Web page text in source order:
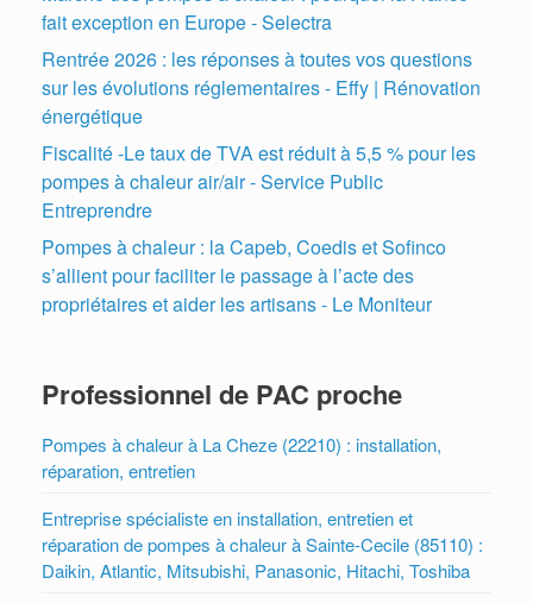
fait exception en Europe - Selectra
Rentrée 2026 : les réponses à toutes vos questions
sur les évolutions réglementaires - Effy | Rénovation
énergétique
Fiscalité -Le taux de TVA est réduit à 5,5 % pour les
pompes à chaleur air/air - Service Public
Entreprendre
Pompes à chaleur : la Capeb, Coedis et Sofinco
s’allient pour faciliter le passage à l’acte des
propriétaires et aider les artisans - Le Moniteur
Professionnel de PAC proche
Pompes à chaleur à La Cheze (22210) : installation,
réparation, entretien
Entreprise spécialiste en installation, entretien et
réparation de pompes à chaleur à Sainte-Cecile (85110) :
Daikin, Atlantic, Mitsubishi, Panasonic, Hitachi, Toshiba